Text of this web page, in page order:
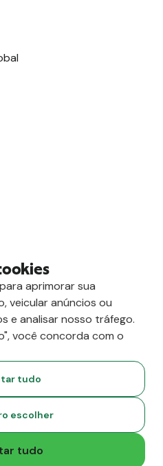
Criado com 💚 remotamente, de
aprimorar sua
veicular anúncios ou
e analisar nosso tráfego.
você concorda com o
tudo
escolher
tudo